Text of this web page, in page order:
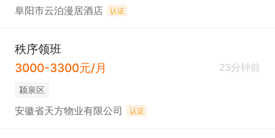
阜阳市云泊漫居酒店 认证
秩序领班
3000-3300元/月
23分钟前
颍泉区
安徽省天方物业有限公司 认证